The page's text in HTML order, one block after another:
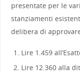
presentate per le
stanziamenti
delibera di
Lire 1.459
Lire 12.360 alla